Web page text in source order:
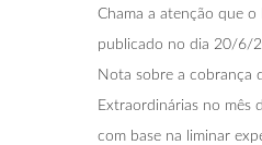
Chama a atenção que o
publicado no dia 20/6/
Nota sobre a cobrança
Extraordinárias no mês
com base na liminar